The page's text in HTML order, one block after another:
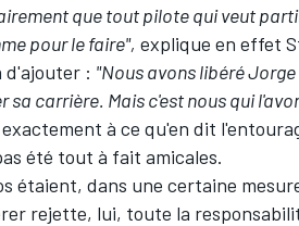
que tout pilote qui veut
pour le faire", explique en effet
: "Nous avons libéré
sa carrière. Mais c'est nous qui
à ce qu'en dit
été tout à fait amicales.
étaient, dans une certaine
rejette, lui, toute la